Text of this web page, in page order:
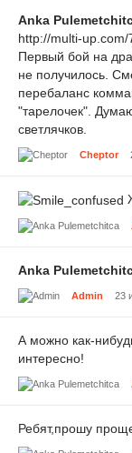
Anka
http://multi-up.com/
Первый бой на
не получилось.
перебаланс
"тарелочек".
светлячков.
Cheptor
Anka
Admin 23
А можно как-
интересно!
Ребят,прошу